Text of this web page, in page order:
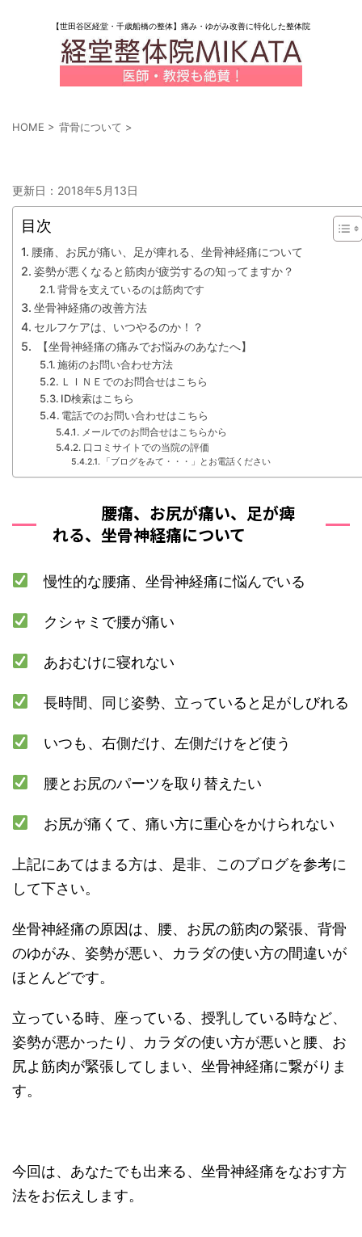
【世田谷区経堂・千歳船橋の整体】痛み・ゆがみ改善に特化した整体院
HOME > 背骨について >
更新日： 2018年5月13日
目次
腰痛、お尻が痛い、足が痺れる、坐骨神経痛について
姿勢が悪くなると筋肉が疲労するの知ってますか？
背骨を支えているのは筋肉です
坐骨神経痛の改善方法
セルフケアは、いつやるのか！？
【坐骨神経痛の痛みでお悩みのあなたへ】
施術のお問い合わせ方法
ＬＩＮＥでのお問合せはこちら
ID検索はこちら
電話でのお問い合わせはこちら
メールでのお問合せはこちらから
口コミサイトでの当院の評価
「ブログをみて・・・」とお電話ください
腰痛、お尻が痛い、足が痺
れる、坐骨神経痛について
慢性的な腰痛、坐骨神経痛に悩んでいる
クシャミで腰が痛い
あおむけに寝れない
長時間、同じ姿勢、立っていると足がしびれる
いつも、右側だけ、左側だけをど使う
腰とお尻のパーツを取り替えたい
お尻が痛くて、痛い方に重心をかけられない
上記にあてはまる方は、是非、このブログを参考に
して下さい。
坐骨神経痛の原因は、腰、お尻の筋肉の緊張、背骨
のゆがみ、姿勢が悪い、カラダの使い方の間違いが
ほとんどです。
立っている時、座っている、授乳している時など、
姿勢が悪かったり、カラダの使い方が悪いと腰、お
尻よ筋肉が緊張してしまい、坐骨神経痛に繋がりま
す。
今回は、あなたでも出来る、坐骨神経痛をなおす方
法をお伝えします。